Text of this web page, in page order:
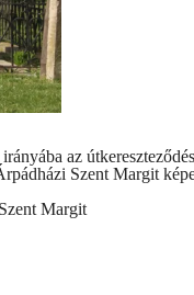
az
Szent Margit
Margit